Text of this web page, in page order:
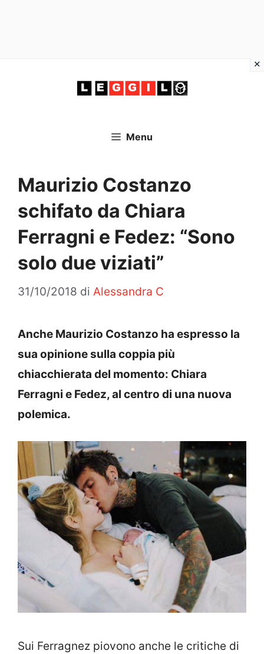
Menu
Maurizio Costanzo
schifato da Chiara
Ferragni e Fedez: “Sono
solo due viziati”
31/10/2018 di Alessandra C
Anche Maurizio Costanzo ha espresso la
sua opinione sulla coppia più
chiacchierata del momento: Chiara
Ferragni e Fedez, al centro di una nuova
polemica.
Sui Ferragnez piovono anche le critiche di